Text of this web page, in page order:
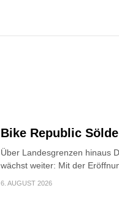
Bike Republic
Über Landesgrenzen hinaus
wächst weiter: Mit der
6. AUGUST 2026